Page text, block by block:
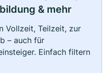
& mehr
Vollzeit, Teilzeit, zur
– auch für
Einfach filtern